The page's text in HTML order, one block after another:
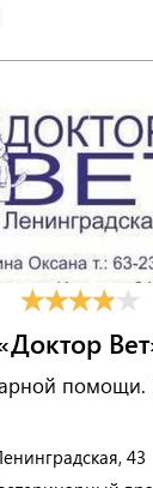
помощи.
43